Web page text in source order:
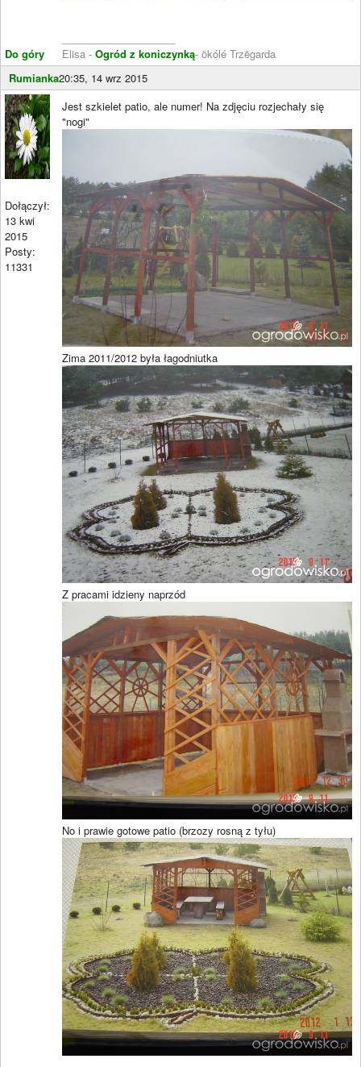
Do góry
Elisa - Ogród z koniczynką- ökólé Trzëgarda
Rumianka20:35, 14 wrz 2015
Dołączył:
13 kwi
2015
Posty:
11331
Jest szkielet patio, ale numer! Na zdjęciu rozjechały się
"nogi"
Zima 2011/2012 była łagodniutka
Z pracami idzieny naprzód
No i prawie gotowe patio (brzozy rosną z tyłu)